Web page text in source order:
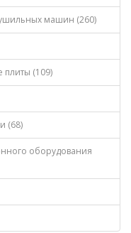
машин (260)
плиты (109)
(68)
оборудования